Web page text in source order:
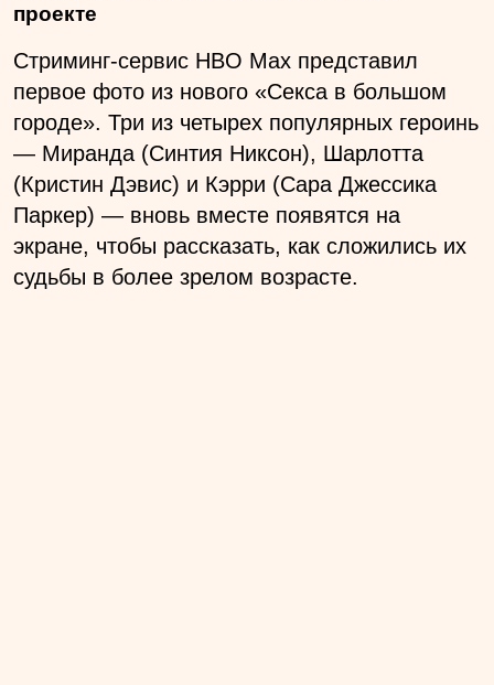
проекте
Стриминг-сервис HBO Max представил
первое фото из нового «Секса в большом
городе». Три из четырех популярных героинь
— Миранда (Синтия Никсон), Шарлотта
(Кристин Дэвис) и Кэрри (Сара Джессика
Паркер) — вновь вместе появятся на
экране, чтобы рассказать, как сложились их
судьбы в более зрелом возрасте.